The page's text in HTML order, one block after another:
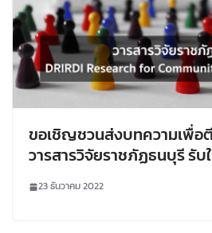
ขอเชิญชวนส่งบทความเพื่อ
วารสารวิจัยราชภัฏธนบุรี รั
23 ธันวาคม 2022